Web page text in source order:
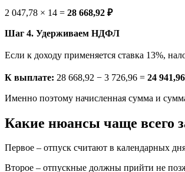
2 047,78 × 14 = 28 668,92 ₽
Шаг 4. Удерживаем НДФЛ
Если к доходу применяется ставка 13%,
К выплате: 28 668,92 − 3 726,96 = 24
Именно поэтому начисленная сумма и
Какие нюансы чаще всего
Первое – отпуск считают в календарных
Второе – отпускные должны прийти не